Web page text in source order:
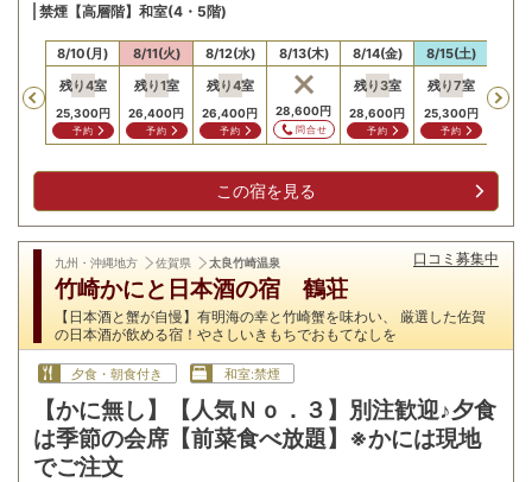
禁煙【高層階】和室(4・5階)
Previous
円
8/10(月)
残り4室
25,300円
予約
8/11(火)
残り1室
26,400円
予約
8/12(水)
残り4室
26,400円
予約
8/13(木)
28,600円
問合せ
8/14(金)
残り3室
28,600円
予約
8/15(土)
残り7室
25,300円
予約
残り
この宿を見る
九州・沖縄地方 佐賀県 太良竹崎温泉 口コミ募集中
竹崎かにと日本酒の宿 鶴荘
【日本酒と蟹が自慢】有明海の幸と竹崎蟹を味わい、 厳選した佐賀
の日本酒が飲める宿！やさしいきもちでおもてなしを
夕食・朝食付き 和室:禁煙
【かに無し】【人気Ｎｏ．３】別注歓迎♪夕食
は季節の会席【前菜食べ放題】※かには現地
でご注文